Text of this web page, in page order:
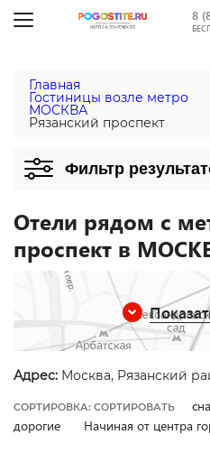
8
Главная
Гостиницы возле метро
МОСКВА
Рязанский проспект
Фильтр
Отели рядом с
проспект в
Адрес: Москва, Рязанский
СОРТИРОВКА: СОРТИРОВАТЬ
дорогие
Начиная от центра